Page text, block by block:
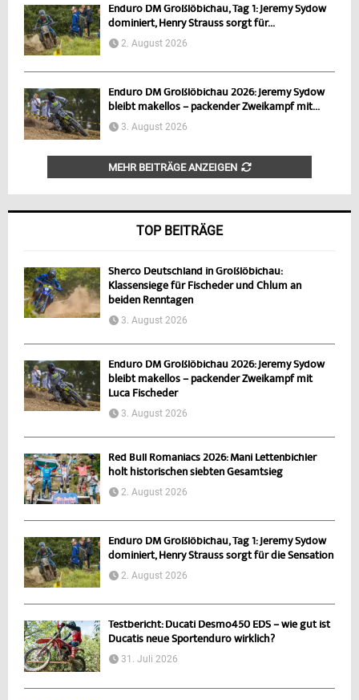
Enduro DM Großlöbichau, Tag 1: Jeremy Sydow
dominiert, Henry Strauss sorgt für...
2. August 2026
Enduro DM Großlöbichau 2026: Jeremy Sydow
bleibt makellos – packender Zweikampf mit...
3. August 2026
MEHR BEITRÄGE ANZEIGEN
TOP BEITRÄGE
Sherco Deutschland in Großlöbichau:
Klassensiege für Fischeder und Chlum an
beiden Renntagen
3. August 2026
Enduro DM Großlöbichau 2026: Jeremy Sydow
bleibt makellos – packender Zweikampf mit
Luca Fischeder
3. August 2026
Red Bull Romaniacs 2026: Mani Lettenbichler
holt historischen siebten Gesamtsieg
2. August 2026
Enduro DM Großlöbichau, Tag 1: Jeremy Sydow
dominiert, Henry Strauss sorgt für die Sensation
2. August 2026
Testbericht: Ducati Desmo450 EDS – wie gut ist
Ducatis neue Sportenduro wirklich?
31. Juli 2026